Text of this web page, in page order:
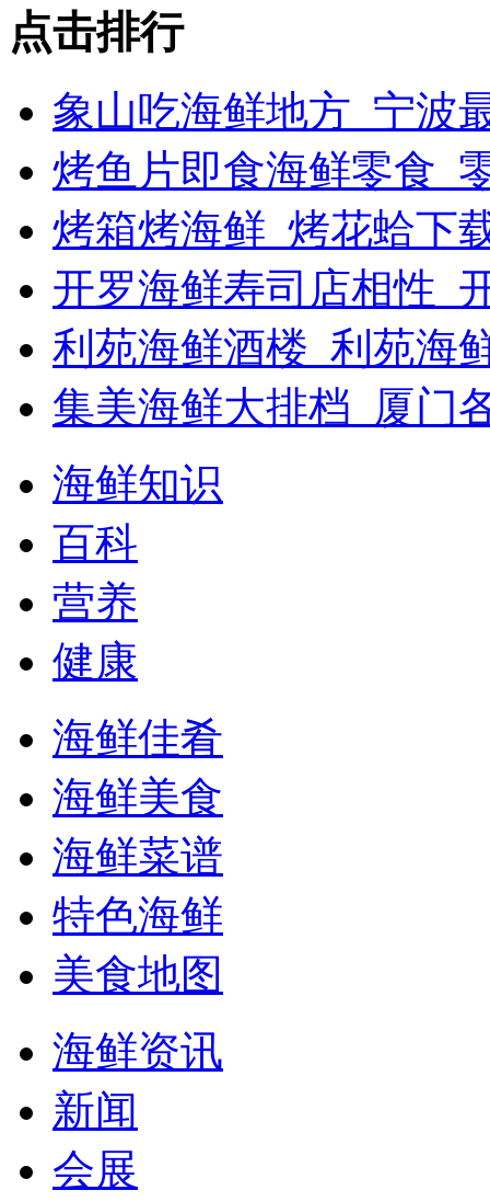
点击排行
象山吃海鲜地方_宁波
烤鱼片即食海鲜零食_
烤箱烤海鲜_烤花蛤下
开罗海鲜寿司店相性_
利苑海鲜酒楼_利苑海
集美海鲜大排档_厦门
海鲜知识
百科
营养
健康
海鲜佳肴
海鲜美食
海鲜菜谱
特色海鲜
美食地图
海鲜资讯
新闻
会展